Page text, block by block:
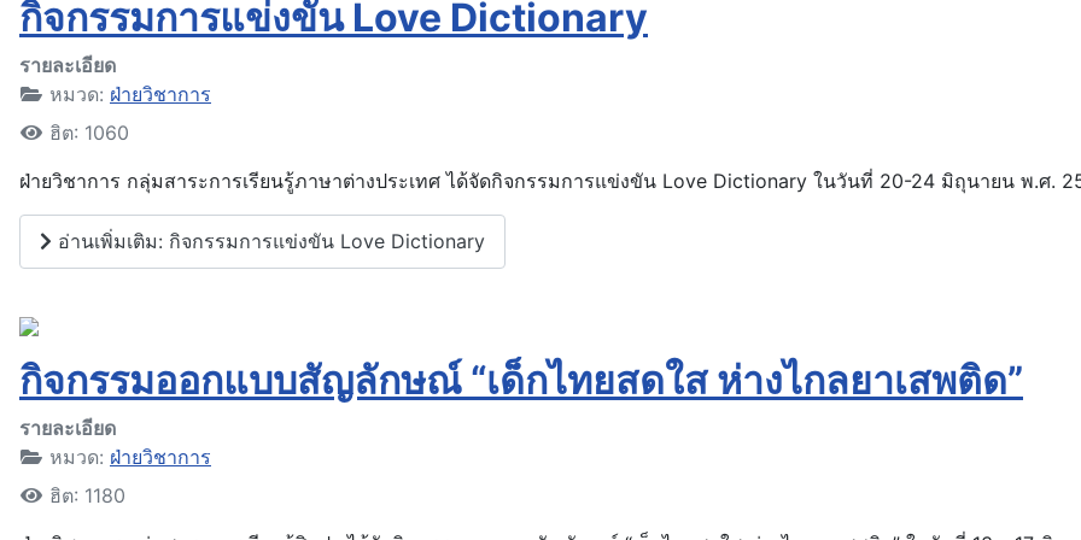
กิจกรรมการแข่งขัน Love Dictionary
รายละเอียด
หมวด: ฝ่ายวิชาการ
ฮิต: 1060
ฝ่ายวิชาการ กลุ่มสาระการเรียนรู้ภาษาต่างประเทศ ได้จัดกิจกรรมการแข่งขัน Love Dictionary ในวันที่ 20-24 มิถุนายน พ.ศ.
อ่านเพิ่มเติม: กิจกรรมการแข่งขัน Love Dictionary
กิจกรรมออกแบบสัญลักษณ์ “เด็กไทยสดใส ห่างไกลยาเสพติด”
รายละเอียด
หมวด: ฝ่ายวิชาการ
ฮิต: 1180